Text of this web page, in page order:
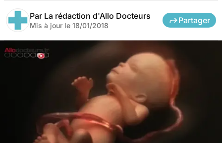
Par La rédaction d'Allo Docteurs
Mis à jour le 18/01/2018
Partager